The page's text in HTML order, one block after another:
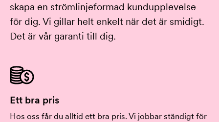
skapa en strömlinjeformad kundupplevelse
för dig. Vi gillar helt enkelt när det är smidigt.
Det är vår garanti till dig.
Ett bra pris
Hos oss får du alltid ett bra pris. Vi jobbar ständigt för